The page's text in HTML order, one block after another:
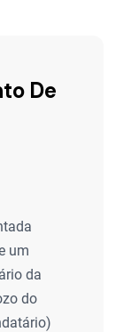
De
um
da
do